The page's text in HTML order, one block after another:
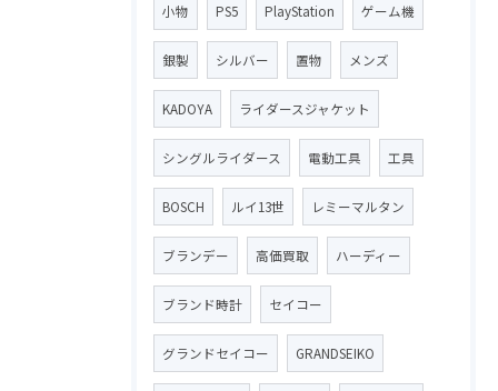
小物 PS5 PlayStation ゲーム機
銀製 シルバー 置物 メンズ
KADOYA ライダースジャケット
シングルライダース 電動工具 工具
BOSCH ルイ13世 レミーマルタン
ブランデー 高価買取 ハーディー
ブランド時計 セイコー
グランドセイコー GRANDSEIKO